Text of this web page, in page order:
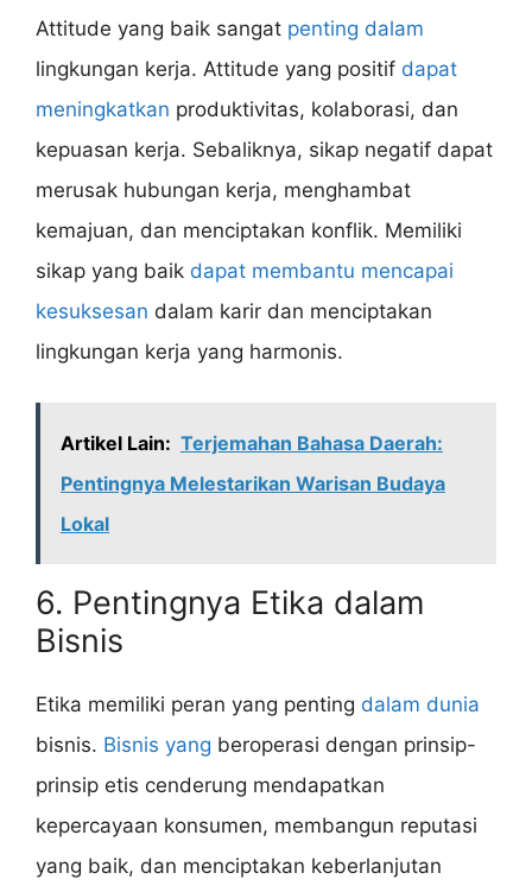
Attitude yang baik sangat penting dalam
lingkungan kerja. Attitude yang positif dapat
meningkatkan produktivitas, kolaborasi, dan
kepuasan kerja. Sebaliknya, sikap negatif dapat
merusak hubungan kerja, menghambat
kemajuan, dan menciptakan konflik. Memiliki
sikap yang baik dapat membantu mencapai
kesuksesan dalam karir dan menciptakan
lingkungan kerja yang harmonis.
Artikel Lain: Terjemahan Bahasa Daerah:
Pentingnya Melestarikan Warisan Budaya
Lokal
6. Pentingnya Etika dalam
Bisnis
Etika memiliki peran yang penting dalam dunia
bisnis. Bisnis yang beroperasi dengan prinsip-
prinsip etis cenderung mendapatkan
kepercayaan konsumen, membangun reputasi
yang baik, dan menciptakan keberlanjutan